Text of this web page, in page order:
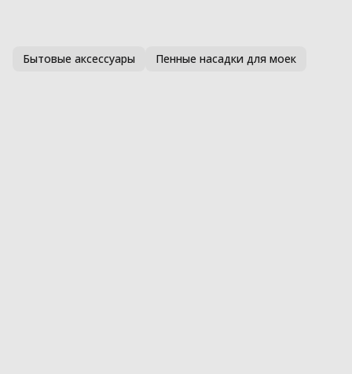
Бытовые аксессуары Пенные насадки для моек